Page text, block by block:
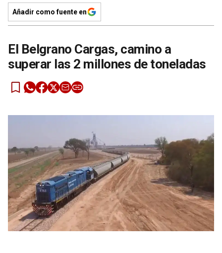
Añadir como fuente en
El Belgrano Cargas, camino a
superar las 2 millones de toneladas